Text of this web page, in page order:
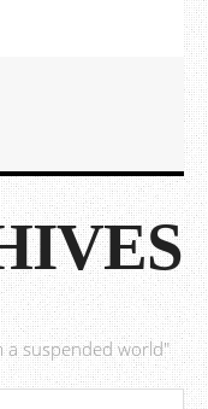
a suspended world"